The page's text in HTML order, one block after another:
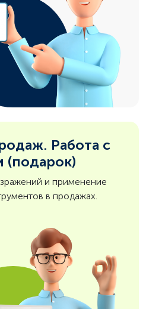
Работа с
(подарок)
и применение
в продажах.